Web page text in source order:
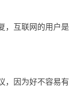
，互联网的用户是
，因为好不容易有